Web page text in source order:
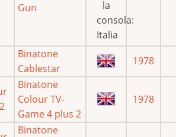
Gun
Binatone
Cablestar
1978
Binatone
Colour TV-
Game 4 plus 2
1978
Binatone